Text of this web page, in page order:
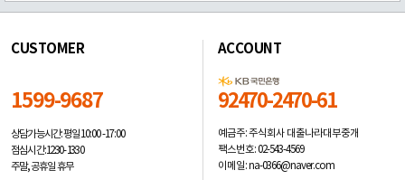
CUSTOMER
1599-9687
상담가능시간: 평일10:00 -17:00
점심시간: 12:30 - 13:30
주말, 공휴일 휴무
ACCOUNT
92470-2470-61
예금주: 주식회사 대출나라대부중개
팩스번호: 02-543-4569
이메일: na-0366@naver.com